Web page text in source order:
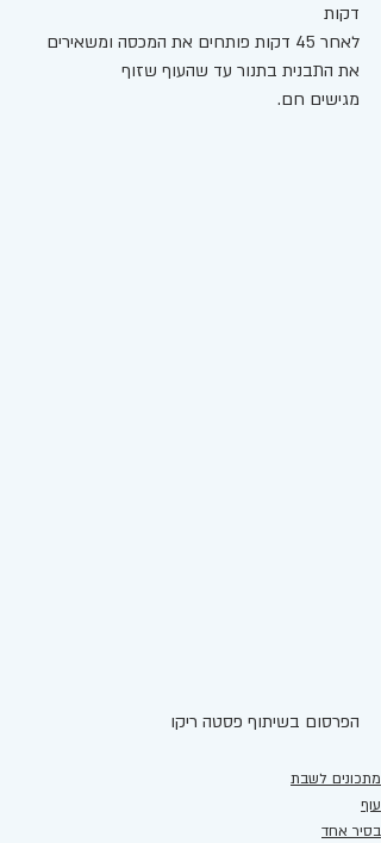
דקות
לאחר 45 דקות פותחים את המכסה ומשאירים
את התבנית בתנור עד שהעוף שזוף
מגישים חם.
הפרסום בשיתוף פסטה ריקו
מתכונים לשבת
עוף
בסיר אחד